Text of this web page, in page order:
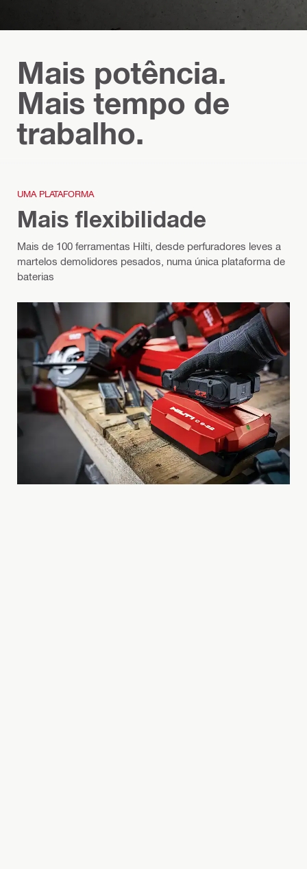
Mais potência.
Mais tempo de
trabalho.
UMA PLATAFORMA
Mais flexibilidade
Mais de 100 ferramentas Hilti, desde perfuradores leves a
martelos demolidores pesados, numa única plataforma de
baterias